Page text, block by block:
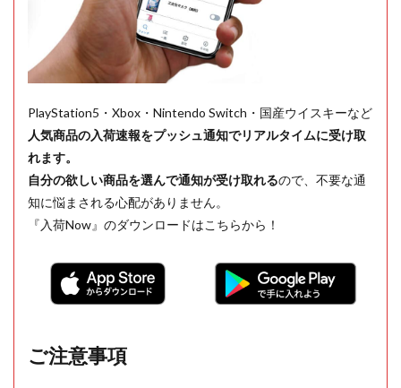
PlayStation5・Xbox・Nintendo Switch・国産ウイスキーなど
人気商品の入荷速報をプッシュ通知でリアルタイムに受け取
れます。
自分の欲しい商品を選んで通知が受け取れるので、不要な通
知に悩まされる心配がありません。
『入荷Now』のダウンロードはこちらから！
ご注意事項